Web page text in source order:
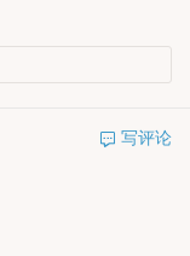
写评论